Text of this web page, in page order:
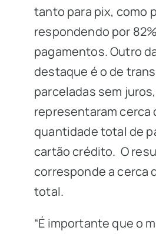
tanto para pix, como
respondendo por
pagamentos. Outro
destaque é o de
parceladas sem juros,
representaram cerca
quantidade total de
cartão crédito. O
corresponde a cerca
total.
“É importante que o